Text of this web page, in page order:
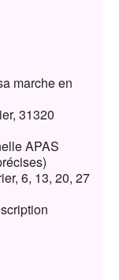
marche en
31320
APAS
6, 13, 20, 27